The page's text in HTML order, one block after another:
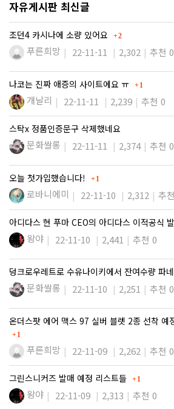
자유게시판 최신글
조던4 카시나에 소량 있어요 댓글
2
푸른희망 22-11-11 2,302 추천 0
나코는 진짜 애증의 사이트에요 ㅠ 댓글
1
개날리 22-11-11 2,239 추천 0
스탁x 정품인증문구 삭제했네요
문화쌀롱 22-11-11 2,374 추천 0
오늘 첫가입했습니다! 댓글
1
로바니에미 22-11-10 2,312 추
아디다스 현 푸마 CEO의 아디다스 이적공식
왕야 22-11-10 2,441 추천 0
덩크로우레트로 수유나이키에서 잔여수량 파
문화쌀롱 22-11-10 2,251 추천 0
온더스팟 에어 맥스 97 실버 블렛 2종 선착
1
푸른희망 22-11-09 2,262 추천 0
그린스니커즈 발매 예정 리스트들 댓글
1
왕야 22-11-09 2,313 추천 0